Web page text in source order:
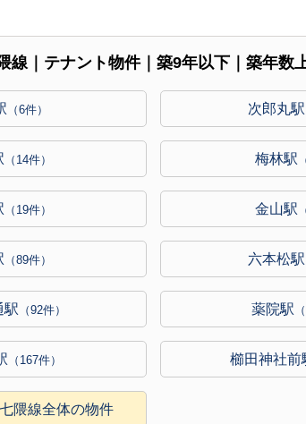
線｜テナント物件｜築9年以下｜築年数
（6件） 次郎丸駅
（14件） 梅林駅
（19件） 金山駅
（89件） 六本松駅
駅 （92件） 薬院駅
（167件） 櫛田神社前
隈線全体の物件